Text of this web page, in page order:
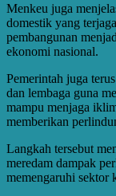
Menkeu juga
domestik yang
pembangunan
ekonomi nasional.
Pemerintah juga
dan lembaga guna
mampu menjaga
memberikan
Langkah tersebut
meredam dampak
memengaruhi sektor